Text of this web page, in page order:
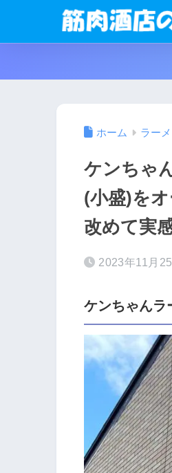
ホーム ラー
ケンちゃ
(小盛)を
改めて実
2023年11月25
ケンちゃんラ